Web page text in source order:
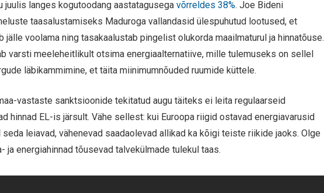
juulis langes kogutoodang aastatagusegavõrreldes 38%. Joe Bideni
taasalustamiseks Maduroga vallandasid ülespuhutud lootused, et
jälle voolama ning tasakaalustab pingelist olukorda maailmaturul ja hinnatõuse.
varsti meeleheitlikult otsima energiaalternatiive, mille tulemuseks on sellel
läbikammimine, et täita miinimumnõuded ruumide küttele.
vastaste sanktsioonide tekitatud augu täiteks ei leita regulaarseid
hinnad EL-is järsult. Vähe sellest: kui Euroopa riigid ostavad energiavarusid
seda leiavad, vähenevad saadaolevad allikad ka kõigi teiste riikide jaoks. Olge
ja energiahinnad tõusevad talvekülmade tulekul taas.